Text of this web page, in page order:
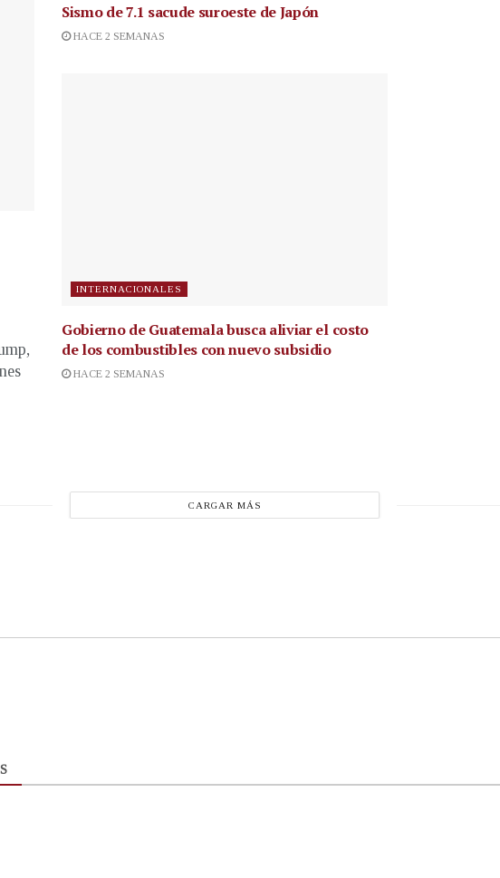
Sismo de 7.1 sacude suroeste de Japón
HACE 2 SEMANAS
INTERNACIONALES
Gobierno de Guatemala busca aliviar el costo
de los combustibles con nuevo subsidio
HACE 2 SEMANAS
CARGAR MÁS